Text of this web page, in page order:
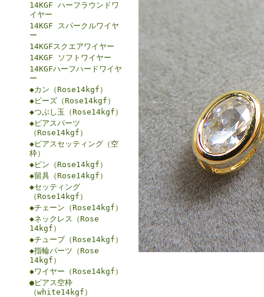
14KGF ハーフラウンドワ
イヤー
14KGF スパークルワイヤ
ー
14KGFスクエアワイヤー
14KGF ソフトワイヤー
14KGFハーフハードワイヤ
ー
◆カン（Rose14kgf）
◆ビーズ（Rose14kgf）
◆つぶし玉（Rose14kgf）
◆ピアスパーツ
（Rose14kgf）
◆ピアスセッティング（空
枠）
◆ピン（Rose14kgf）
◆留具（Rose14kgf）
◆セッティング
（Rose14kgf）
◆チェーン（Rose14kgf）
◆ネックレス（Rose
14kgf）
◆チューブ（Rose14kgf）
◆指輪パーツ（Rose
14kgf）
◆ワイヤー（Rose14kgf）
●ピアス空枠
（white14kgf）